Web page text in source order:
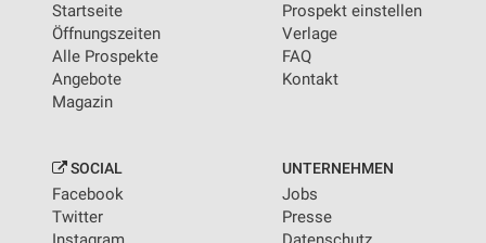
Startseite
Öffnungszeiten
Alle Prospekte
Angebote
Magazin
Prospekt einstellen
Verlage
FAQ
Kontakt
SOCIAL
Facebook
Twitter
UNTERNEHMEN
Jobs
Presse